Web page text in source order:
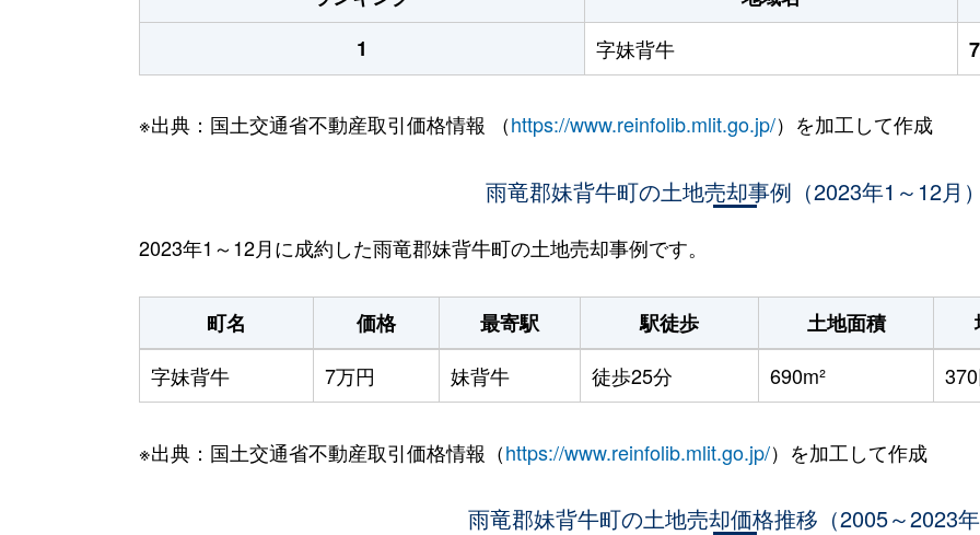
1
字妹背牛
※出典：国土交通省不動産取引価格情報 （https://www.reinfolib.mlit.go.jp/）を加工して作成
雨竜郡妹背牛町の土地売却事例（2023年1～12月）
2023年1～12月に成約した雨竜郡妹背牛町の土地売却事例です。
町名 価格 最寄駅 駅徒歩 土地面積
字妹背牛
7万円 妹背牛 徒歩25分 690m²
※出典：国土交通省不動産取引価格情報（https://www.reinfolib.mlit.go.jp/）を加工して作成
雨竜郡妹背牛町の土地売却価格推移（2005～2023年